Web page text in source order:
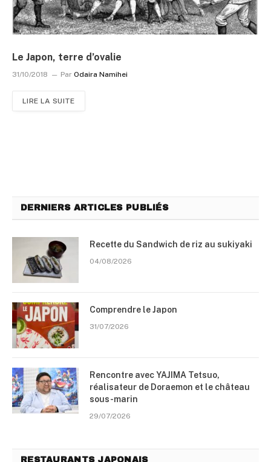
Le Japon, terre d’ovalie
31/10/2018 Par Odaira Namihei
LIRE LA SUITE
DERNIERS ARTICLES PUBLIÉS
Recette du Sandwich de riz au sukiyaki
04/08/2026
Comprendre le Japon
31/07/2026
Rencontre avec YAJIMA Tetsuo,
réalisateur de Doraemon et le château
sous-marin
29/07/2026
RESTAURANTS JAPONAIS